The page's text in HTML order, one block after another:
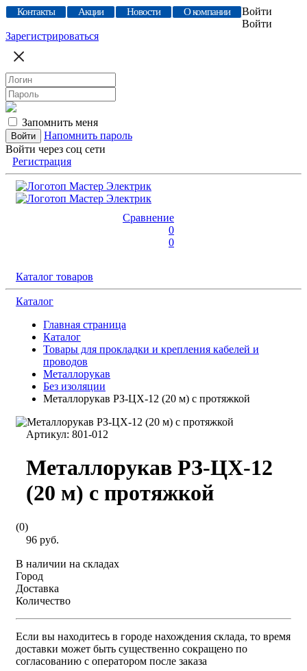
Контакты Акции Новости О компании
Войти
Войти
Зарегистрироваться
Запомнить меня
Напомнить пароль
Войти через соц сети
Регистрация
Сравнение
0
0
Каталог товаров
Каталог
Главная страница
Каталог
Товары для прокладки и крепления кабелей и
проводов
Металлорукав
Без изоляции
Металлорукав РЗ-ЦХ-12 (20 м) с протяжкой
Артикул: 801-012
Металлорукав РЗ-ЦХ-12
(20 м) с протяжкой
(0)
96 руб.
В наличии на складах
Город
Доставка
Количество
Если вы находитесь в городе нахождения склада, то время
доставки может быть существенно сокращено по
согласованию с оператором после заказа